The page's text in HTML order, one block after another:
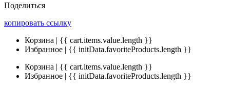
Поделиться
копировать ссылку
Корзина | {{ cart.items.value.length }}
Избранное | {{ initData.favoriteProducts.length }}
Корзина | {{ cart.items.value.length }}
Избранное | {{ initData.favoriteProducts.length }}